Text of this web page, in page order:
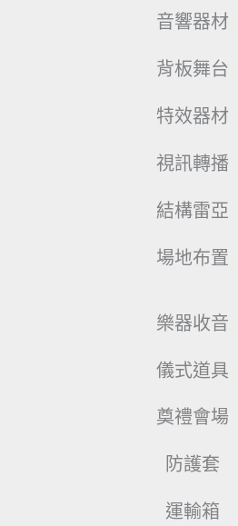
音響器材
背板舞台
特效器材
視訊轉播
結構雷亞
場地布置
樂器收音
儀式道具
奠禮會場
防護套
運輸箱